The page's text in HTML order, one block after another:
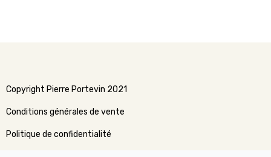
Copyright Pierre Portevin 2021
Conditions générales de vente
Politique de confidentialité